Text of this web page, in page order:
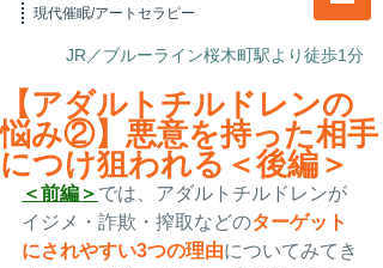
現代催眠/アートセラピー
JR／ブルーライン桜木町駅より徒歩1分
【アダルトチルドレンの
悩み②】悪意を持った相手
につけ狙われる＜後編＞
＜前編＞ では、 アダルトチルドレンが
イジメ・詐欺・搾取などのターゲット
にされやすい3つの理由についてみてき